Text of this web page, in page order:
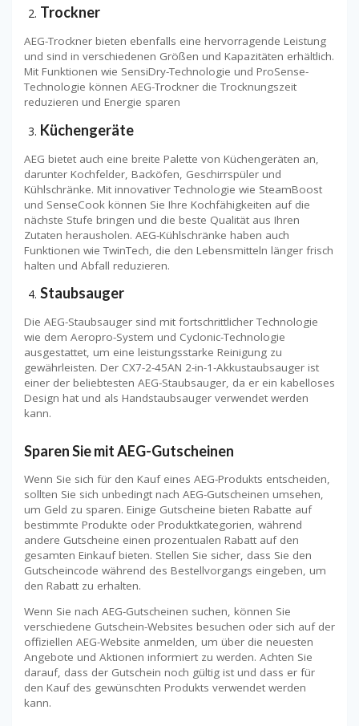
Trockner
AEG-Trockner bieten ebenfalls eine hervorragende Leistung
und sind in verschiedenen Größen und Kapazitäten erhältlich.
Mit Funktionen wie SensiDry-Technologie und ProSense-
Technologie können AEG-Trockner die Trocknungszeit
reduzieren und Energie sparen
Küchengeräte
AEG bietet auch eine breite Palette von Küchengeräten an,
darunter Kochfelder, Backöfen, Geschirrspüler und
Kühlschränke. Mit innovativer Technologie wie SteamBoost
und SenseCook können Sie Ihre Kochfähigkeiten auf die
nächste Stufe bringen und die beste Qualität aus Ihren
Zutaten herausholen. AEG-Kühlschränke haben auch
Funktionen wie TwinTech, die den Lebensmitteln länger frisch
halten und Abfall reduzieren.
Staubsauger
Die AEG-Staubsauger sind mit fortschrittlicher Technologie
wie dem Aeropro-System und Cyclonic-Technologie
ausgestattet, um eine leistungsstarke Reinigung zu
gewährleisten. Der CX7-2-45AN 2-in-1-Akkustaubsauger ist
einer der beliebtesten AEG-Staubsauger, da er ein kabelloses
Design hat und als Handstaubsauger verwendet werden
kann.
Sparen Sie mit AEG-Gutscheinen
Wenn Sie sich für den Kauf eines AEG-Produkts entscheiden,
sollten Sie sich unbedingt nach AEG-Gutscheinen umsehen,
um Geld zu sparen. Einige Gutscheine bieten Rabatte auf
bestimmte Produkte oder Produktkategorien, während
andere Gutscheine einen prozentualen Rabatt auf den
gesamten Einkauf bieten. Stellen Sie sicher, dass Sie den
Gutscheincode während des Bestellvorgangs eingeben, um
den Rabatt zu erhalten.
Wenn Sie nach AEG-Gutscheinen suchen, können Sie
verschiedene Gutschein-Websites besuchen oder sich auf der
offiziellen AEG-Website anmelden, um über die neuesten
Angebote und Aktionen informiert zu werden. Achten Sie
darauf, dass der Gutschein noch gültig ist und dass er für
den Kauf des gewünschten Produkts verwendet werden
kann.